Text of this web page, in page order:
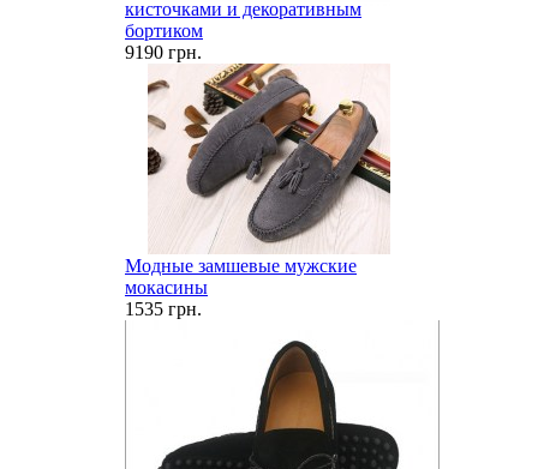
кисточками и декоративным
бортиком
9190 грн.
Модные замшевые мужские
мокасины
1535 грн.